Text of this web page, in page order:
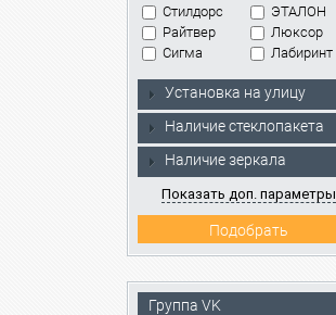
Стилдорс
ЭТАЛОН
Райтвер
Люксор
Сигма
Лабиринт
Установка на улицу
Наличие стеклопакета
Наличие зеркала
Показать доп. параметры
Группа VK